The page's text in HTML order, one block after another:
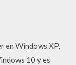
en Windows XP,
10 y es